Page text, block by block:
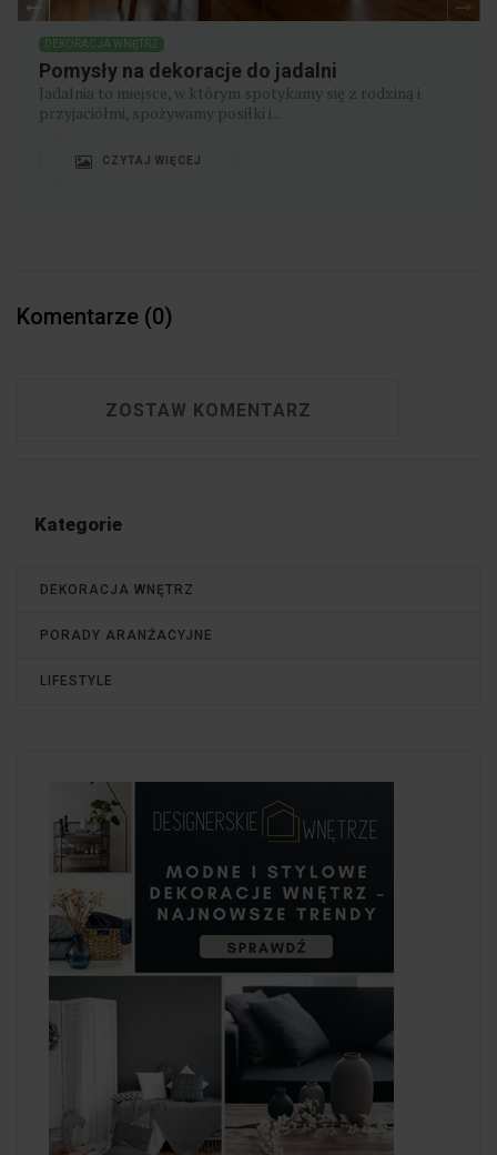
DEKORACJA WNĘTRZ
Pomysły na dekoracje do jadalni
Jadalnia to miejsce, w którym spotykamy się z rodziną i
przyjaciółmi, spożywamy posiłki i...
CZYTAJ WIĘCEJ
Komentarze (0)
ZOSTAW KOMENTARZ
Kategorie
DEKORACJA WNĘTRZ
PORADY ARANŻACYJNE
LIFESTYLE